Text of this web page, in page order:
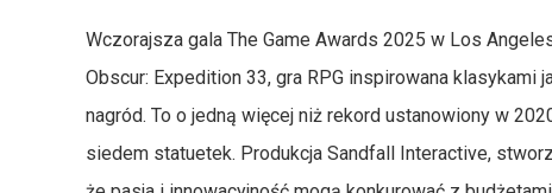
Wczorajsza gala The Game Awards 2025 w Los
Obscur: Expedition 33, gra RPG inspirowana klasykami
nagród. To o jedną więcej niż rekord ustanowiony w
siedem statuetek. Produkcja Sandfall Interactive,